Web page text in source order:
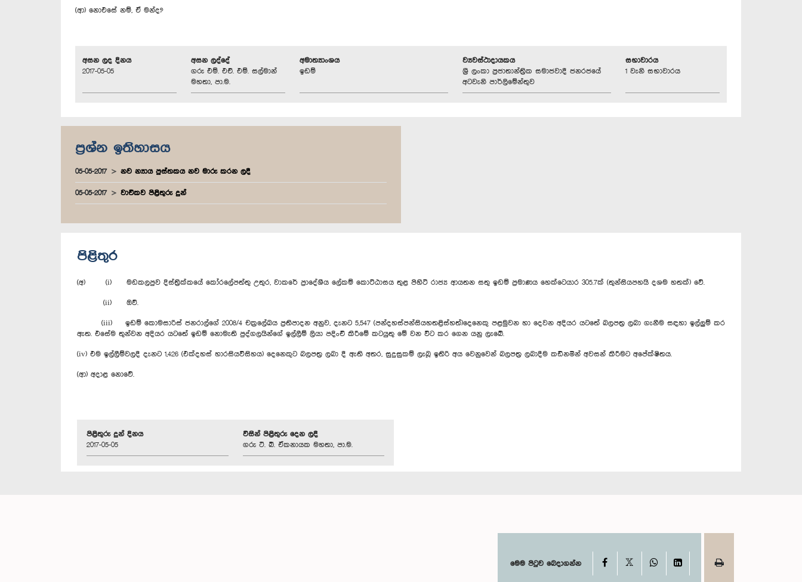
(ආ) නොඑසේ නම්, ඒ මන්ද?‍
අසන ලද දිනය
2017-05-05
අසන ලද්දේ
ගරු එම්. එච්. එම්. සල්මාන්
මහතා, පා.ම.
අමාත්‍යාංශය
ඉඩම්
ව්‍යවස්ථාදායකය
ශ්‍රී ලංකා ප්‍රජාතාන්ත්‍රික සමාජවාදී ජනරජයේ
අටවැනි පාර්ලිමේන්තුව
සභාවාරය
1 වැනි සභාවාරය
ප්‍රශ්න ඉතිහාසය
05-05-2017 නව න්‍යාය පුස්තකය නව මාරු කරන ලදී
05-05-2017 වාචිකව පිළිතුරු දුන්
පිළිතුර
(අ) (i) මඩකලපුව දිස්ත්‍රික්කයේ කෝරලේපත්තු උතුර, වාකරේ ප්‍රාදේශීය ලේකම් කොට්ඨාසය තුළ පිහිටි රාජ්‍ය ආයතන සතු ඉඩම් ප්‍රමාණය හෙක්ටෙයාර 305.7ක් (තුන්සියපහයි දශම හතක්) වේ.
(ii) ඔව්.
(iii) ඉඩම් කොමසාරිස් ජනරාල්ගේ 2008/4 චක්‍රලේඛය ප්‍රතිපාදන අනුව, දැනට 5,547 (පන්දහස්පන්සියහතළිස්හත්)දෙනෙකු පළමුවන හා දෙවන අදියර යටතේ බලපත්‍ර ලබා ගැනීම සඳහා ඉල්ලුම් කර
ඇත. එසේම තුන්වන අදියර යටතේ ඉඩම් නොමැති පුද්ගලයින්ගේ ඉල්ලීම් ලියා පදිංචි කිරීමේ කටයුතු මේ වන විට කර ගෙන යනු ලැබේ.
(iv) එම ඉල්ලීම්වලදී දැනට 1,426 (එක්දහස් හාරසියවිසිහය) දෙනෙකුට බලපත්‍ර ලබා දී ඇති අතර, සුදුසුකම් ලැබූ ඉතිරි අය වෙනුවෙන් බලපත්‍ර ලබාදීම කඩිනමින් අවසන් කිරීමට අපේක්ෂිතය.
(ආ) අදාළ නොවේ.
පිළිතුරු දුන් දිනය
2017-05-05
විසින් පිළිතුරු දෙන ලදී
ගරු ටී. බී. ඒකනායක මහතා, පා.ම.
මෙම පිටුව බෙදාගන්න Facebook WhatsAppLinkedIn